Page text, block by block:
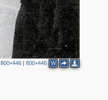
800×446| 800×446 W